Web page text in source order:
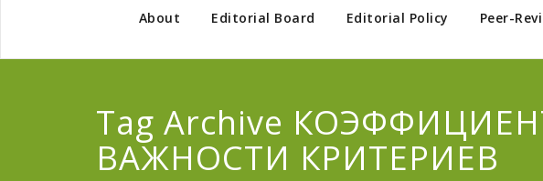
About Editorial Board Editorial Policy Peer-
Tag Archive
ВАЖНОСТИ КРИТЕРИЕВ